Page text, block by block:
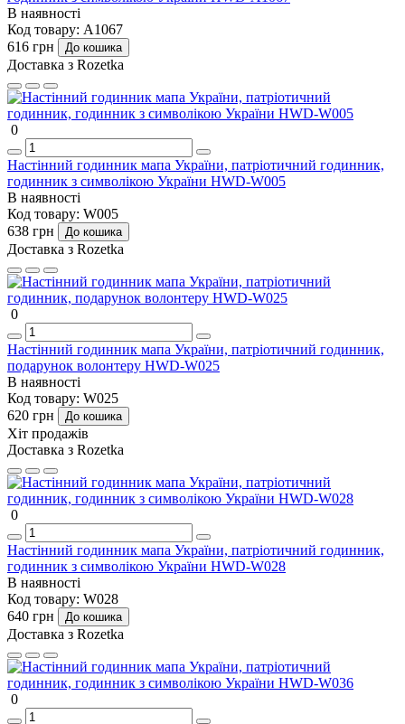
В наявності
Код товару: A1067
616 грн
До кошика
Доставка з Rozetka
0
Настінний годинник мапа України, патріотичний годинник,
годинник з символікою України HWD-W005
В наявності
Код товару: W005
638 грн
До кошика
Доставка з Rozetka
0
Настінний годинник мапа України, патріотичний годинник,
подарунок волонтеру HWD-W025
В наявності
Код товару: W025
620 грн
До кошика
Хіт продажів
Доставка з Rozetka
0
Настінний годинник мапа України, патріотичний годинник,
годинник з символікою України HWD-W028
В наявності
Код товару: W028
640 грн
До кошика
Доставка з Rozetka
0